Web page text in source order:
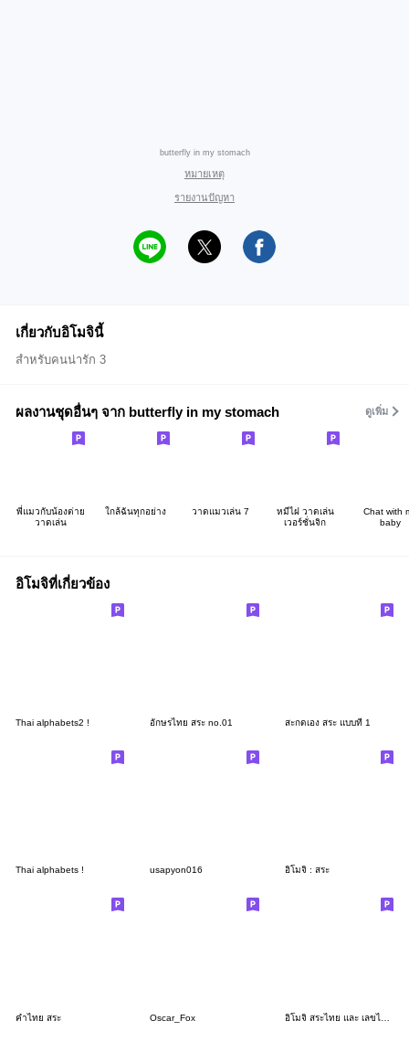
butterfly in my stomach
หมายเหตุ
รายงานปัญหา
เกี่ยวกับอิโมจินี้
สำหรับคนน่ารัก 3
ผลงานชุดอื่นๆ จาก butterfly in my stomach ดูเพิ่ม
พี่แมวกับน้องต่าย
วาดเล่น
ใกล้ฉันทุกอย่าง วาดแมวเล่น 7
หมีไฝ วาดเล่น
เวอร์ชั่นจิก
Chat with
baby
อิโมจิที่เกี่ยวข้อง
Thai alphabets2 ! อักษรไทย สระ no.01 สะกดเอง สระ แบบที่ 1
Thai alphabets ! usapyon016 อิโมจิ : สระ
คำไทย สระ Oscar_Fox อิโมจิ สระไทย และ เลขไทย พาสเทล ดนตรี